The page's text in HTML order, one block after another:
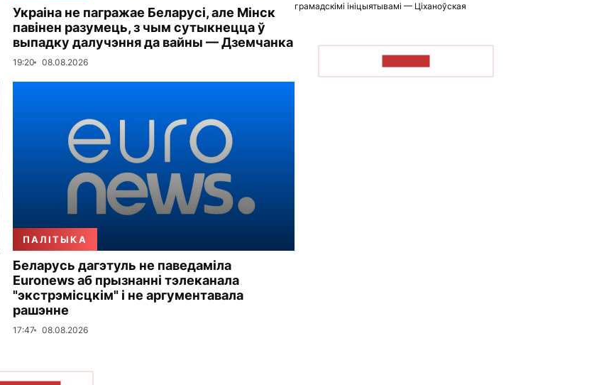
Украіна не пагражае Беларусі, але Мінск
павінен разумець, з чым сутыкнецца ў
выпадку далучэння да вайны — Дземчанка
19:20 08.08.2026
ПАЛІТЫКА
Беларусь дагэтуль не паведаміла
Euronews аб прызнанні тэлеканала
"экстрэмісцкім" і не аргументавала
рашэнне
17:47 08.08.2026
грамадскімі ініцыятывамі — Ціханоўская